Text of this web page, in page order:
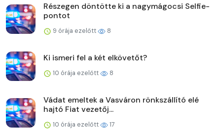
Részegen döntötte ki a nagymágocsi Selfie-
pontot
9 órája ezelőtt 8
Ki ismeri fel a két elkövetőt?
10 órája ezelőtt 8
Vádat emeltek a Vasváron rönkszállító elé
hajtó Fiat vezetőj...
10 órája ezelőtt 17